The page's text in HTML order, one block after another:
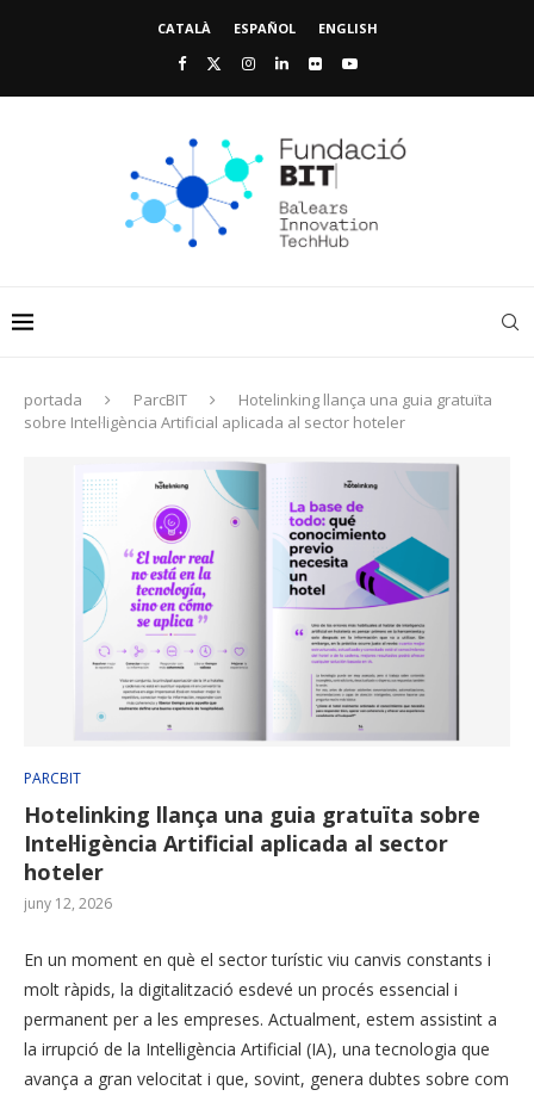
CATALÀ ESPAÑOL ENGLISH
portada ParcBIT
Hotelinking llança una guia gratuïta
sobre Intel·ligència Artificial aplicada al sector hoteler
PARCBIT
Hotelinking llança una guia gratuïta sobre
Intel·ligència Artificial aplicada al sector
hoteler
juny 12, 2026
En un moment en què el sector turístic viu canvis constants i
molt ràpids, la digitalització esdevé un procés essencial i
permanent per a les empreses. Actualment, estem assistint a
la irrupció de la Intel·ligència Artificial (IA), una tecnologia que
avança a gran velocitat i que, sovint, genera dubtes sobre com